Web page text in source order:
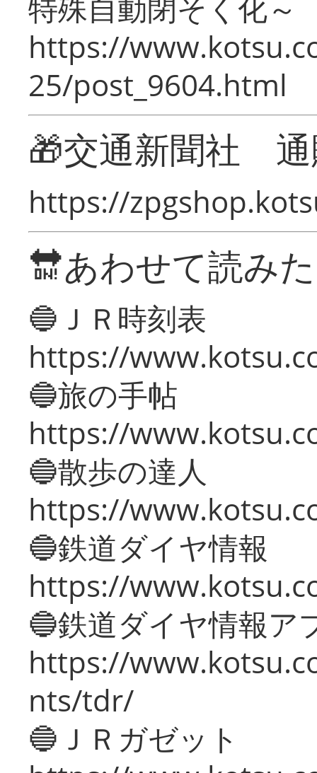
特殊自動閉そく化～
https://
25/post_9604.html
🎁交通新聞社
https://
🔛あわせて読み
🔵ＪＲ時刻表
https://
🔵旅の手帖
https://
🔵散歩の達人
https://
🔵鉄道ダイヤ情報
https://
🔵鉄道ダイヤ情報ア
https://
nts/tdr/
🔵ＪＲガゼット